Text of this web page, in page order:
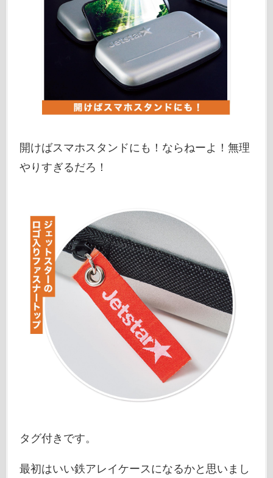
開けばスマホスタンドにも！ならねーよ！無理
やりすぎるだろ！
タグ付きです。
最初はいい鉄アレイケースになるかと思いまし